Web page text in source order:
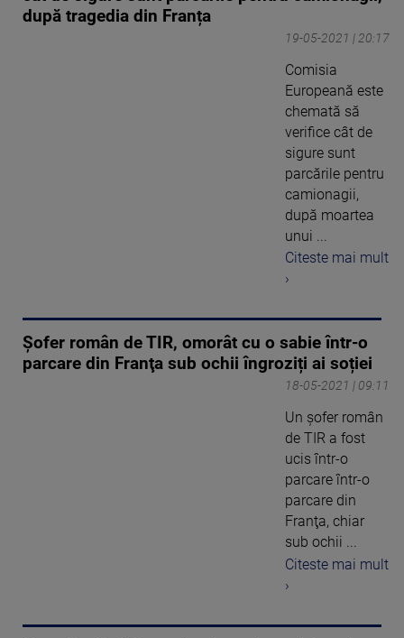
după tragedia din Franța
19-05-2021 | 20:17
Comisia
Europeană este
chemată să
verifice cât de
sigure sunt
parcările pentru
camionagii,
după moartea
unui ...
Citeste mai mult
›
Şofer român de TIR, omorât cu o sabie într-o
parcare din Franţa sub ochii îngroziți ai soției
18-05-2021 | 09:11
Un şofer român
de TIR a fost
ucis într-o
parcare într-o
parcare din
Franţa, chiar
sub ochii ...
Citeste mai mult
›